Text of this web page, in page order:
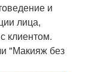
и
лица,
клиентом.
"Макияж без